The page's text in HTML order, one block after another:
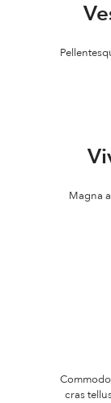
Magna
cras